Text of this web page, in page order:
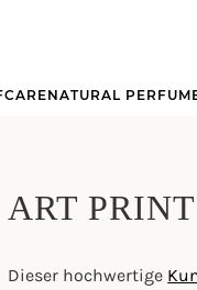
NATURAL
ART
Dieser hochwertige